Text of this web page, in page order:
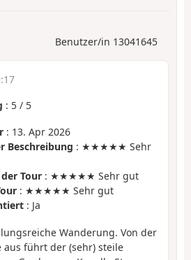
Benutzer/in 13041645
: 5 / 5
: 13. Apr 2026
Beschreibung : ★★★★★ Sehr
Tour : ★★★★★ Sehr gut
: ★★★★★ Sehr gut
: Ja
Wanderung. Von der
aus führt der (sehr) steile